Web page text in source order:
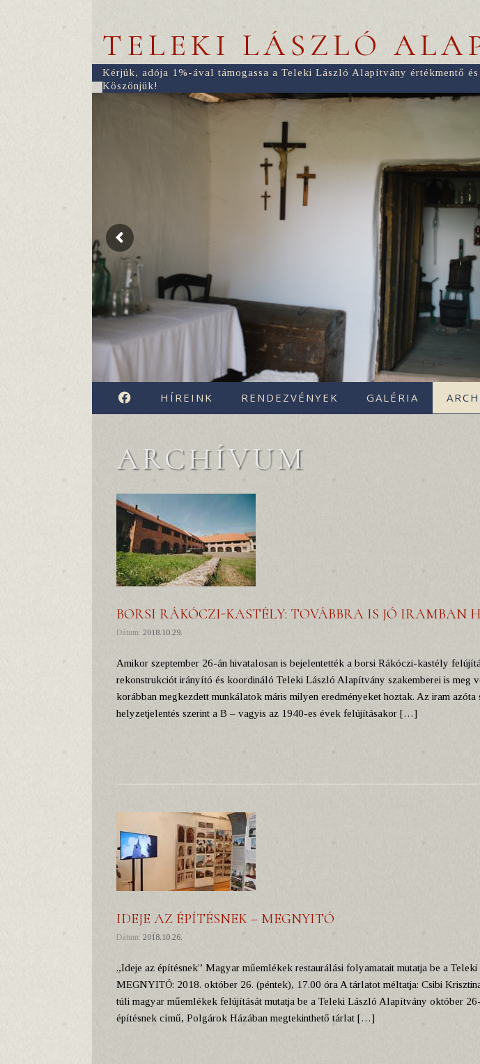
TELEKI LÁSZLÓ
Kérjük, adója 1%-ával támogassa a Teleki László Alapítvány értékmentő és
Köszönjük!
FACEBOOK
HÍREINK RENDEZVÉNYEK GALÉRIA
ARCHÍVUM
BORSI RÁKÓCZI-KASTÉLY: TOVÁBBRA IS JÓ IRAMBAN
Dátum: 2018.10.29.
Amikor szeptember 26-án hivatalosan is bejelentették a borsi Rákóczi-kastély
rekonstrukciót irányító és koordináló Teleki László Alapítvány szakemberei is meg
korábban megkezdett munkálatok máris milyen eredményeket hoztak. Az iram azóta
helyzetjelentés szerint a B – vagyis az 1940-es évek felújításakor […]
IDEJE AZ ÉPÍTÉSNEK – MEGNYITÓ
Dátum: 2018.10.26.
„Ideje az építésnek” Magyar műemlékek restaurálási folyamatait mutatja be a
MEGNYITÓ: 2018. október 26. (péntek), 17.00 óra A tárlatot méltatja: Csibi
túli magyar műemlékek felújítását mutatja be a Teleki László Alapítvány október
építésnek című, Polgárok Házában megtekinthető tárlat […]